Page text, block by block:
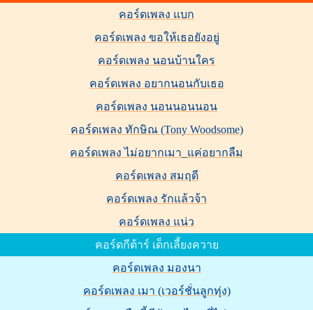
คอร์ดเพลง แบก
คอร์ดเพลง ขอให้เธอยังอยู่
คอร์ดเพลง นอนบ้านใคร
คอร์ดเพลง อยากนอนกับเธอ
คอร์ดเพลง นอนนอนนอน
คอร์ดเพลง ทักษิณ (Tony Woodsome)
คอร์ดเพลง ไม่อยากเมา_แค่อยากลืม
คอร์ดเพลง สมฤดี
คอร์ดเพลง รักแล้วจ้า
คอร์ดเพลง แน่ว
คอร์ดกีต้าร์ เด็กเลี้ยงควาย
คอร์ดเพลง มองนา
คอร์ดเพลง เมา (เวอร์ชั่นลูกทุ่ง)